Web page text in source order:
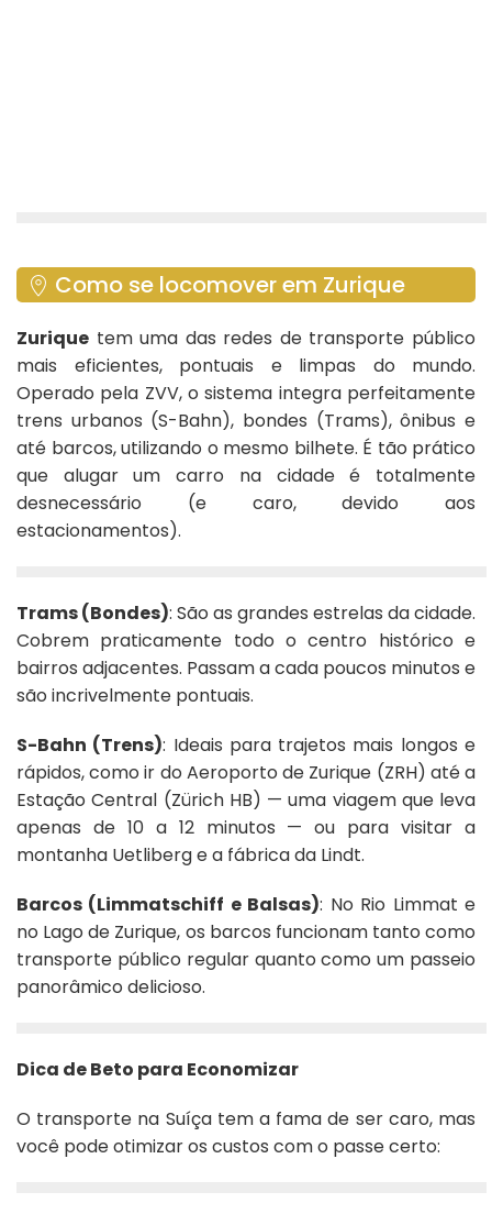
Como se locomover em Zurique
Zurique tem uma das redes de transporte público
mais eficientes, pontuais e limpas do mundo.
Operado pela ZVV, o sistema integra perfeitamente
trens urbanos (S-Bahn), bondes (Trams), ônibus e
até barcos, utilizando o mesmo bilhete. É tão prático
que alugar um carro na cidade é totalmente
desnecessário (e caro, devido aos
estacionamentos).
Trams (Bondes): São as grandes estrelas da cidade.
Cobrem praticamente todo o centro histórico e
bairros adjacentes. Passam a cada poucos minutos e
são incrivelmente pontuais.
S-Bahn (Trens): Ideais para trajetos mais longos e
rápidos, como ir do Aeroporto de Zurique (ZRH) até a
Estação Central (Zürich HB) — uma viagem que leva
apenas de 10 a 12 minutos — ou para visitar a
montanha Uetliberg e a fábrica da Lindt.
Barcos (Limmatschiff e Balsas): No Rio Limmat e
no Lago de Zurique, os barcos funcionam tanto como
transporte público regular quanto como um passeio
panorâmico delicioso.
Dica de Beto para Economizar
O transporte na Suíça tem a fama de ser caro, mas
você pode otimizar os custos com o passe certo: